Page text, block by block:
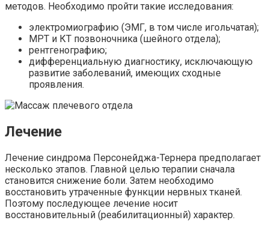
методов. Необходимо пройти такие исследования:
электромиографию (ЭМГ, в том числе игольчатая);
МРТ и КТ позвоночника (шейного отдела);
рентгенографию;
дифференциальную диагностику, исключающую
развитие заболеваний, имеющих сходные
проявления.
Лечение
Лечение синдрома Персонейджа-Тернера предполагает
несколько этапов. Главной целью терапии сначала
становится снижение боли. Затем необходимо
восстановить утраченные функции нервных тканей.
Поэтому последующее лечение носит
восстановительный (реабилитационный) характер.